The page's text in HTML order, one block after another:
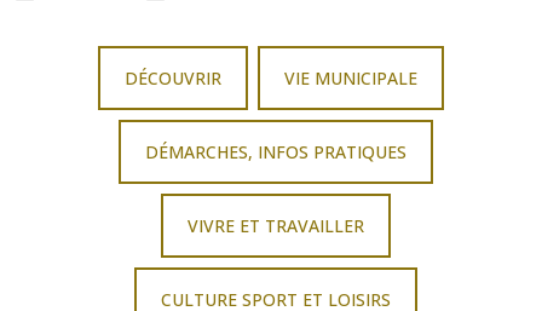
DÉCOUVRIR VIE MUNICIPALE
DÉMARCHES, INFOS PRATIQUES
VIVRE ET TRAVAILLER
CULTURE SPORT ET LOISIRS